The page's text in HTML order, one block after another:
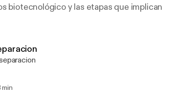
biotecnológico y las etapas que implican
min